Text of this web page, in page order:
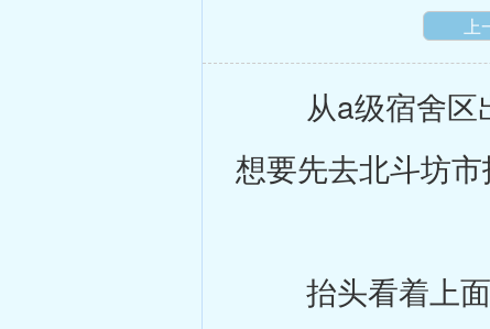
上
从a级宿舍区出
想要先去北斗坊市
抬头看着上面